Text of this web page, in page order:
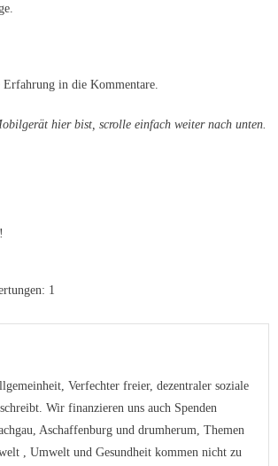
in die Kommentare.
hier bist, scrolle einfach weiter nach unten.
1
Verfechter freier, dezentraler soziale
Wir finanzieren uns auch Spenden
Aschaffenburg und drumherum, Themen
, Umwelt und Gesundheit kommen nicht zu